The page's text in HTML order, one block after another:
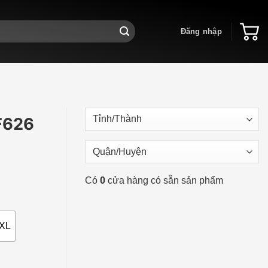
Đăng nhập
₫
₫
Có 0 cửa hàng có sẵn sản phẩm